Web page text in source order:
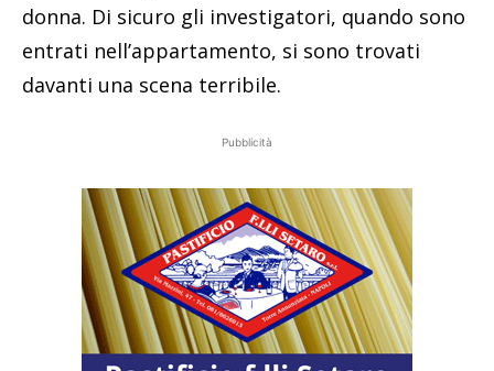
donna. Di sicuro gli investigatori, quando sono
entrati nell’appartamento, si sono trovati
davanti una scena terribile.
Pubblicità